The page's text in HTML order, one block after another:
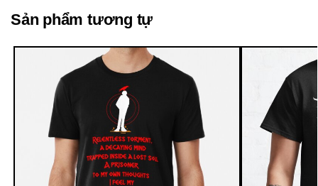
Sản phẩm tương tự